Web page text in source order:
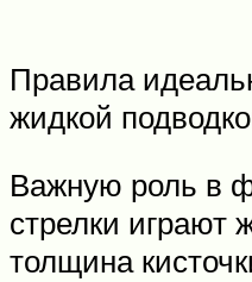
Правила
жидкой
Важную роль в
стрелки играют
толщина